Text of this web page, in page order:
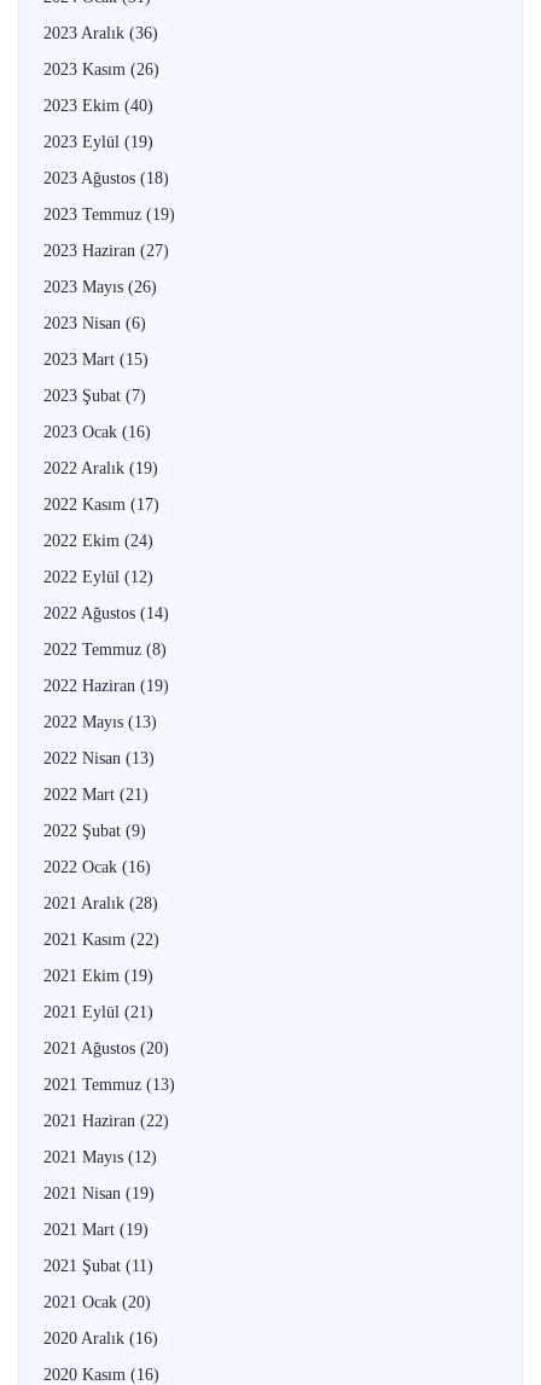
2023 Aralık (36)
2023 Kasım (26)
2023 Ekim (40)
2023 Eylül (19)
2023 Ağustos (18)
2023 Temmuz (19)
2023 Haziran (27)
2023 Mayıs (26)
2023 Nisan (6)
2023 Mart (15)
2023 Şubat (7)
2023 Ocak (16)
2022 Aralık (19)
2022 Kasım (17)
2022 Ekim (24)
2022 Eylül (12)
2022 Ağustos (14)
2022 Temmuz (8)
2022 Haziran (19)
2022 Mayıs (13)
2022 Nisan (13)
2022 Mart (21)
2022 Şubat (9)
2022 Ocak (16)
2021 Aralık (28)
2021 Kasım (22)
2021 Ekim (19)
2021 Eylül (21)
2021 Ağustos (20)
2021 Temmuz (13)
2021 Haziran (22)
2021 Mayıs (12)
2021 Nisan (19)
2021 Mart (19)
2021 Şubat (11)
2021 Ocak (20)
2020 Aralık (16)
2020 Kasım (16)